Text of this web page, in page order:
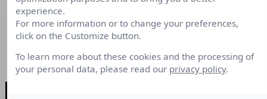
pour candidater
experience.
For more information or to change your preferences,
click on the Customize button.
To learn more about these cookies and the processing of
your personal data, please read our privacy policy.